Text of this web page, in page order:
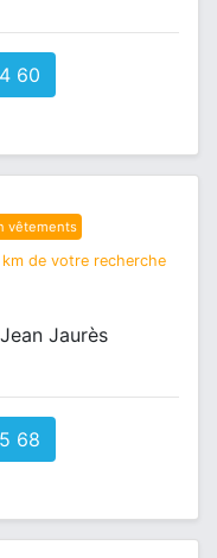
60
vêtements
de votre recherche
Jaurès
68